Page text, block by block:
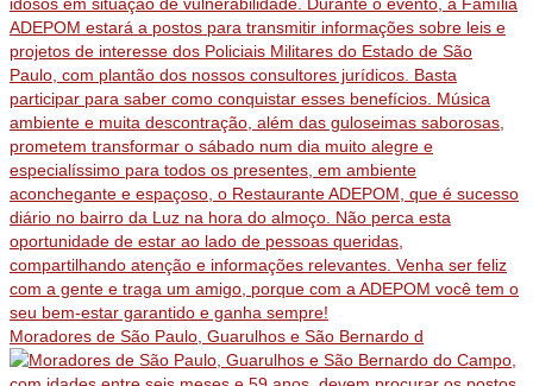
Moradores de São Paulo, Guarulhos e São Bernardo d